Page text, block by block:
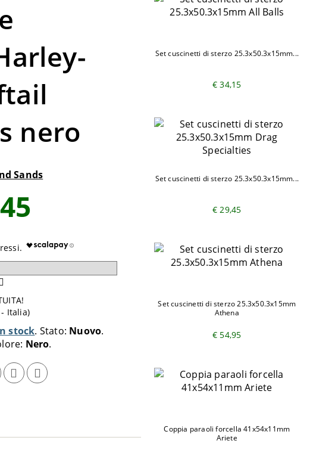
nero
Sands
stock Stato: Nuovo
Nero
Italia)
Set cuscinetti di sterzo 25.3x50.3x15mm...
€ 34,15
Set cuscinetti di sterzo 25.3x50.3x15mm...
€ 29,45
Set cuscinetti di sterzo 25.3x50.3x15mm
Athena
€ 54,95
Coppia paraoli forcella 41x54x11mm
Ariete